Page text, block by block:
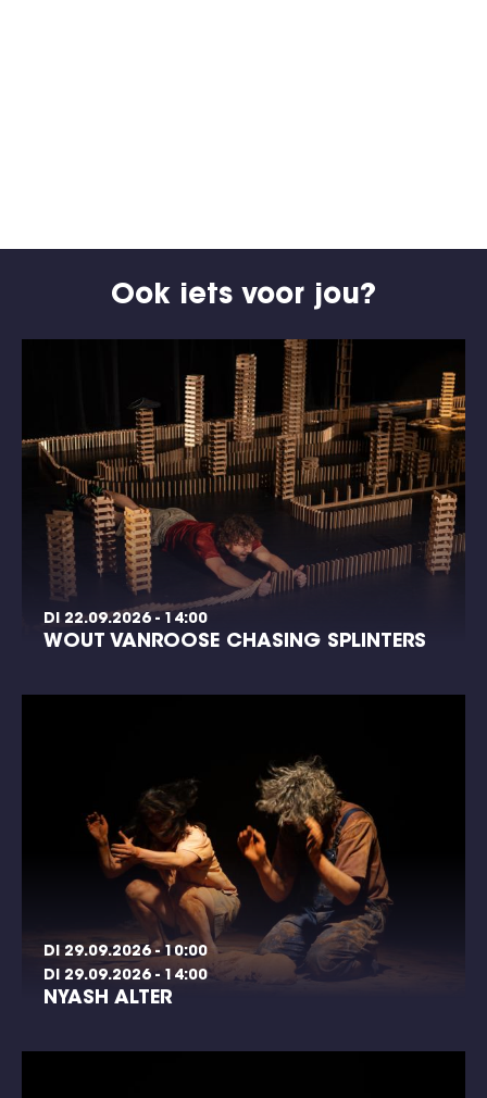
Ook iets voor jou?
DI 22.09.2026 - 14:00
WOUT VANROOSE CHASING SPLINTERS
DI 29.09.2026 - 10:00
DI 29.09.2026 - 14:00
NYASH ALTER